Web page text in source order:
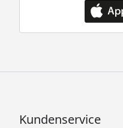
Kundenservice